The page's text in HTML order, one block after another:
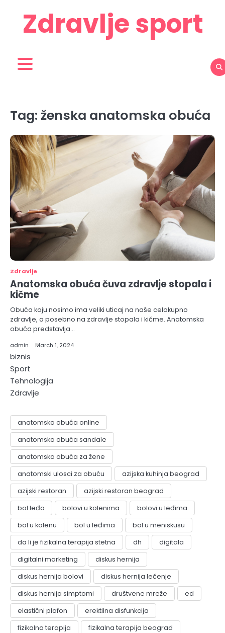
contentZdravlje sport
Tag: ženska anatomska obuća
Zdravlje
Anatomska obuća čuva zdravlje stopala i
kičme
Obuća koju nosimo ima veliki uticaj na naše celokupno
zdravlje, a posebno na zdravlje stopala i kičme. Anatomska
obuća predstavlja…
admin March 1, 2024
biznis
Sport
Tehnologija
Zdravlje
anatomska obuća online
anatomska obuća sandale
anatomska obuća za žene
anatomski ulosci za obuću
azijska kuhinja beograd
azijski restoran
azijski restoran beograd
bol leđa
bolovi u kolenima
bolovi u leđima
bol u kolenu
bol u leđima
bol u meniskusu
da li je fizikalna terapija stetna
dh
digitala
digitalni marketing
diskus hernija
diskus hernija bolovi
diskus hernija lečenje
diskus hernija simptomi
društvene mreže
ed
elastični plafon
erektilna disfunkcija
fizikalna terapija
fizikalna terapija beograd